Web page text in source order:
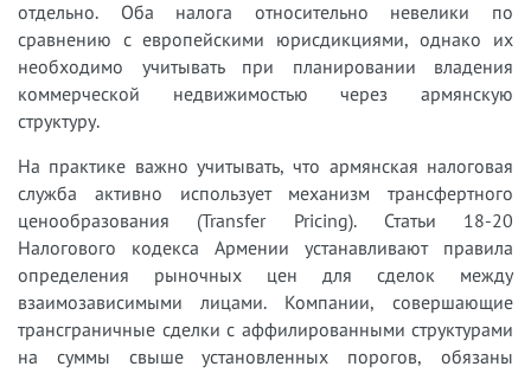
отдельно. Оба налога относительно невелики по
сравнению с европейскими юрисдикциями, однако их
необходимо учитывать при планировании владения
коммерческой недвижимостью через армянскую
структуру.
На практике важно учитывать, что армянская налоговая
служба активно использует механизм трансфертного
ценообразования (Transfer Pricing). Статьи 18-20
Налогового кодекса Армении устанавливают правила
определения рыночных цен для сделок между
взаимозависимыми лицами. Компании, совершающие
трансграничные сделки с аффилированными структурами
на суммы свыше установленных порогов, обязаны